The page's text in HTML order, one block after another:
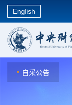
English
自采公告